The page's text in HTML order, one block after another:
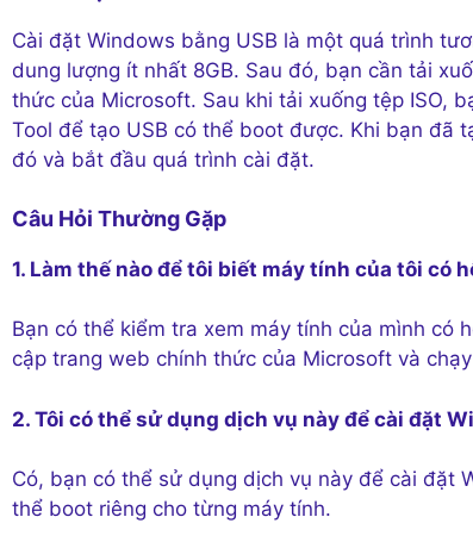
Cài đặt Windows bằng USB là một quá trình
dung lượng ít nhất 8GB. Sau đó, bạn cần tải
thức của Microsoft. Sau khi tải xuống tệp ISO,
Tool để tạo USB có thể boot được. Khi bạn đã
đó và bắt đầu quá trình cài đặt.
Câu Hỏi Thường Gặp
1. Làm thế nào để tôi biết máy tính của tôi có
Bạn có thể kiểm tra xem máy tính của mình có
cập trang web chính thức của Microsoft và
2. Tôi có thể sử dụng dịch vụ này để cài đặt
Có, bạn có thể sử dụng dịch vụ này để cài đặt
thể boot riêng cho từng máy tính.